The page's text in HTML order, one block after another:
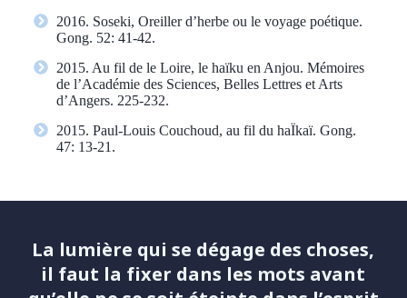
2016. Soseki, Oreiller d’herbe ou le voyage poétique.
Gong. 52: 41-42.
2015. Au fil de le Loire, le haïku en Anjou. Mémoires
de l’Académie des Sciences, Belles Lettres et Arts
d’Angers. 225-232.
2015. Paul-Louis Couchoud, au fil du haÏkaï. Gong.
47: 13-21.
La lumière qui se dégage des choses,
il faut la fixer dans les mots avant